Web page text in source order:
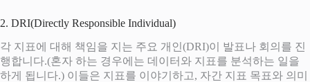
2. DRI(Directly Responsible Individual)
각 지표에 대해 책임을 지는 주요 개인(DRI)이 발표나 회의를 진
행합니다.(혼자 하는 경우에는 데이터와 지표를 분석하는 일을
하게 됩니다.) 이들은 지표를 이야기하고, 자간 지표 목표와 의미